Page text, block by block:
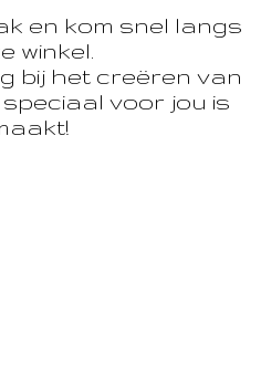
en kom snel langs
winkel.
bij het creëren van
voor jou is